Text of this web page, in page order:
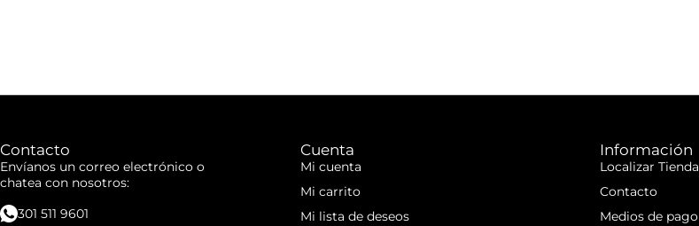
Contacto
Envíanos un correo electrónico o
chatea con nosotros:
301 511 9601
Cuenta
Mi cuenta
Mi carrito
Mi lista de deseos
Información
Localizar Tienda
Contacto
Medios de pago